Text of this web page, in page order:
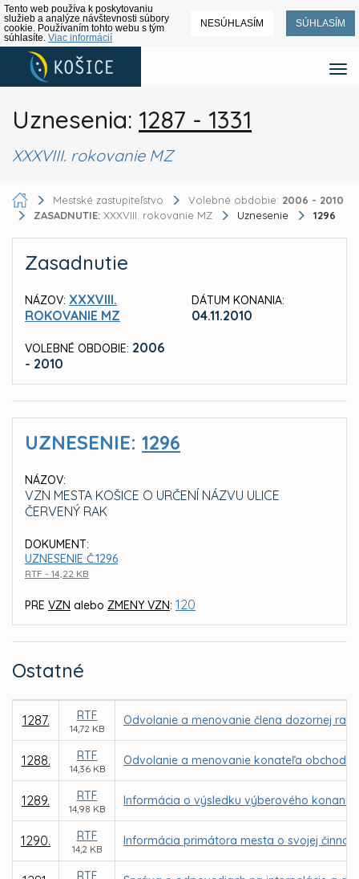
Tento web používa k poskytovaniu
služieb a analýze návštevnosti súbory
cookie. Používaním tohto webu s tým
súhlasíte. Viac informácií
NESÚHLASÍM SÚHLASÍM
Uznesenia: 1287 - 1331
XXXVIII. rokovanie MZ
Mestské zastupiteľstvo Volebné obdobie: 2006 - 2010
ZASADNUTIE: XXXVIII. rokovanie MZ Uznesenie 1296
Zasadnutie
NÁZOV: XXXVIII.
ROKOVANIE MZ
VOLEBNÉ OBDOBIE: 2006
- 2010
DÁTUM KONANIA:
04.11.2010
UZNESENIE: 1296
NÁZOV:
VZN MESTA KOŠICE O URČENÍ NÁZVU ULICE
ČERVENÝ RAK
DOKUMENT:
UZNESENIE Č.1296
RTF - 14,22 KB
PRE VZN alebo ZMENY VZN: 120
Ostatné
1287. RTF
14,72 KB
Odvolanie a menovanie člena dozornej
1288. RTF
14,36 KB
Odvolanie a menovanie konateľa
1289. RTF
14,98 KB
Informácia o výsledku výberového
1290. RTF
14,2 KB
Informácia primátora mesta o svojej